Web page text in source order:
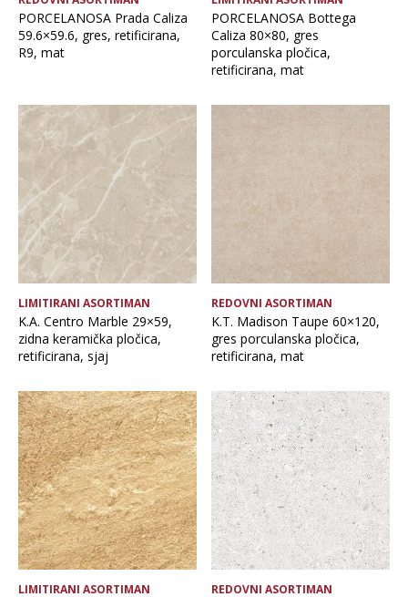
PORCELANOSA Prada Caliza
59.6×59.6, gres, retificirana,
R9, mat
PORCELANOSA Bottega
Caliza 80×80, gres
porculanska pločica,
retificirana, mat
LIMITIRANI ASORTIMAN
K.A. Centro Marble 29×59,
zidna keramička pločica,
retificirana, sjaj
REDOVNI ASORTIMAN
K.T. Madison Taupe 60×120,
gres porculanska pločica,
retificirana, mat
LIMITIRANI ASORTIMAN REDOVNI ASORTIMAN